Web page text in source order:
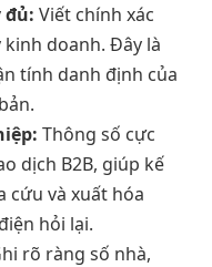
đủ: Viết chính xác
doanh. Đây là
tính danh định của
Thông số cực
dịch B2B, giúp kế
cứu và xuất hóa
hỏi lại.
rõ ràng số nhà,